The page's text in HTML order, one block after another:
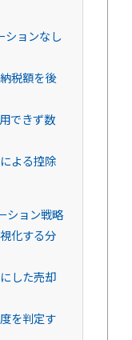
ションなし
税額を後
できず数
よる控除
ション戦略
化する分
した売却
を判定す